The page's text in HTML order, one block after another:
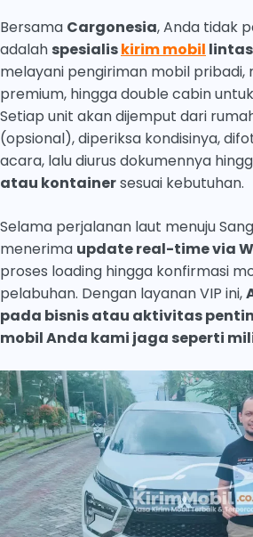
Bersama Cargonesia, Anda tidak
adalah spesialiskirim mobil lintas
melayani pengiriman mobil pribadi,
premium, hingga double cabin
Setiap unit akan dijemput dari
(opsional), diperiksa kondisinya,
acara, lalu diurus dokumennya
atau kontainersesuai kebutuhan.
Selama perjalanan laut menuju
menerima update real-time via
proses loading hingga konfirmasi
pelabuhan. Dengan layanan VIP ini,
pada bisnis atau aktivitas
mobil Anda kami jaga seperti